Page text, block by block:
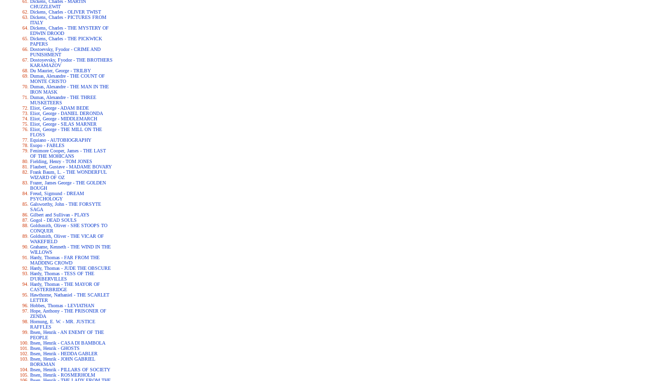
Dickens, Charles - MARTIN
CHUZZLEWIT
Dickens, Charles - OLIVER TWIST
Dickens, Charles - PICTURES FROM
ITALY
Dickens, Charles - THE MYSTERY OF
EDWIN DROOD
Dickens, Charles - THE PICKWICK
PAPERS
Dostoevsky, Fyodor - CRIME AND
PUNISHMENT
Dostoyevsky, Fyodor - THE BROTHERS
KARAMAZOV
Du Maurier, George - TRILBY
Dumas, Alexandre - THE COUNT OF
MONTE CRISTO
Dumas, Alexandre - THE MAN IN THE
IRON MASK
Dumas, Alexandre - THE THREE
MUSKETEERS
Eliot, George - ADAM BEDE
Eliot, George - DANIEL DERONDA
Eliot, George - MIDDLEMARCH
Eliot, George - SILAS MARNER
Eliot, George - THE MILL ON THE
FLOSS
Equiano - AUTOBIOGRAPHY
Esopo - FABLES
Fenimore Cooper, James - THE LAST
OF THE MOHICANS
Fielding, Henry - TOM JONES
Flaubert, Gustave - MADAME BOVARY
Frank Baum, L. - THE WONDERFUL
WIZARD OF OZ
Frazer, James George - THE GOLDEN
BOUGH
Freud, Sigmund - DREAM
PSYCHOLOGY
Galsworthy, John - THE FORSYTE
SAGA
Gilbert and Sullivan - PLAYS
Gogol - DEAD SOULS
Goldsmith, Oliver - SHE STOOPS TO
CONQUER
Goldsmith, Oliver - THE VICAR OF
WAKEFIELD
Grahame, Kenneth - THE WIND IN THE
WILLOWS
Hardy, Thomas - FAR FROM THE
MADDING CROWD
Hardy, Thomas - JUDE THE OBSCURE
Hardy, Thomas - TESS OF THE
D'URBERVILLES
Hardy, Thomas - THE MAYOR OF
CASTERBRIDGE
Hawthorne, Nathaniel - THE SCARLET
LETTER
Hobbes, Thomas - LEVIATHAN
Hope, Anthony - THE PRISONER OF
ZENDA
Hornung, E. W. - MR. JUSTICE
RAFFLES
Ibsen, Henrik - AN ENEMY OF THE
PEOPLE
Ibsen, Henrik - CASA DI BAMBOLA
Ibsen, Henrik - GHOSTS
Ibsen, Henrik - HEDDA GABLER
Ibsen, Henrik - JOHN GABRIEL
BORKMAN
Ibsen, Henrik - PILLARS OF SOCIETY
Ibsen, Henrik - ROSMERHOLM